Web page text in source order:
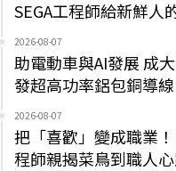
SEGA工程師給新鮮人
2026-08-07
助電動車與AI發展 成
發超高功率鋁包銅導線
2026-08-07
把「喜歡」變成職業
程師親揭菜鳥到職人